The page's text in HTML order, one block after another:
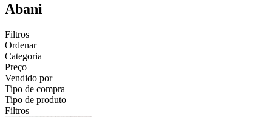
Abani
Filtros
Ordenar
Categoria
Preço
Vendido por
Tipo de compra
Tipo de produto
Filtros